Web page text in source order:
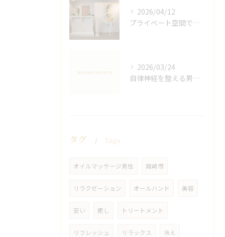
2026/04/12
プライベート空間で極上アロマリンパケアの効果
2026/03/24
自律神経を整える男性オイルマッサージ
タグ Tags
オイルマッサージ男性 岡崎市
リラクゼーション オールハンド 美容
安い 癒し トリートメント
リフレッシュ リラックス 冷え